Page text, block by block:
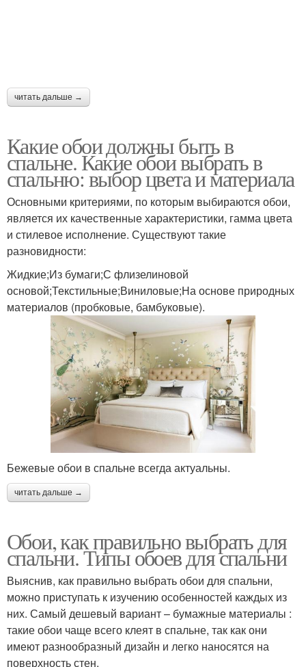
читать дальше →
Какие обои должны быть в
спальне. Какие обои выбрать в
спальню: выбор цвета и материала
Основными критериями, по которым выбираются обои,
является их качественные характеристики, гамма цвета
и стилевое исполнение. Существуют такие
разновидности:
Жидкие;Из бумаги;С флизелиновой
основой;Текстильные;Виниловые;На основе природных
материалов (пробковые, бамбуковые).
Бежевые обои в спальне всегда актуальны.
читать дальше →
Обои, как правильно выбрать для
спальни. Типы обоев для спальни
Выяснив, как правильно выбрать обои для спальни,
можно приступать к изучению особенностей каждых из
них. Самый дешевый вариант – бумажные материалы :
такие обои чаще всего клеят в спальне, так как они
имеют разнообразный дизайн и легко наносятся на
поверхность стен.